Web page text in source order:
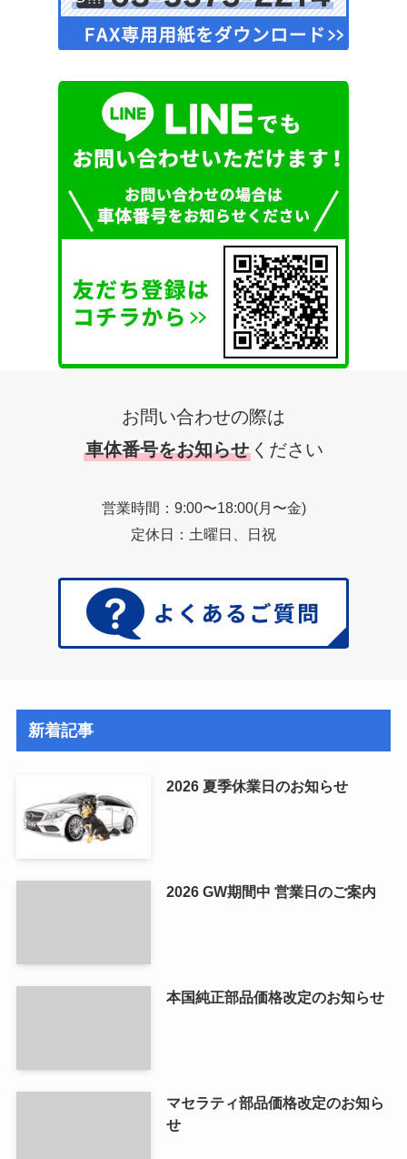
お問い合わせの際は
車体番号をお知らせ ください
営業時間：9:00〜18:00(月〜金)
定休日：土曜日、日祝
新着記事
2026 夏季休業日のお知らせ
2026 GW期間中 営業日のご案内
本国純正部品価格改定のお知らせ
マセラティ部品価格改定のお知ら
せ